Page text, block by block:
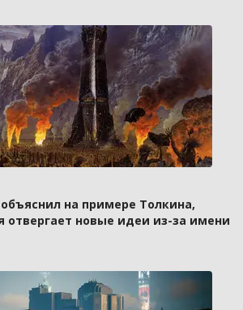
на примере Толкина,
отвергает новые идеи из-за имени